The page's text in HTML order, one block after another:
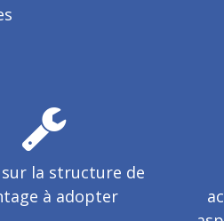
sur la structure de
à adopter